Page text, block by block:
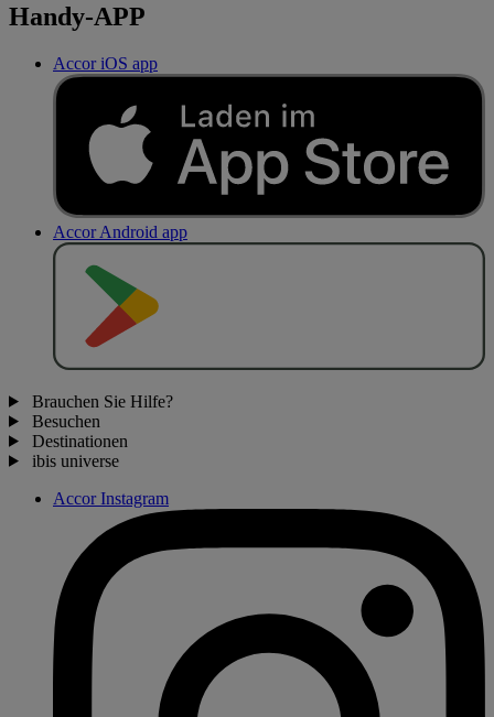
Handy-APP
Accor iOS app
Accor Android app
Brauchen Sie Hilfe?
Besuchen
Destinationen
ibis universe
Accor Instagram